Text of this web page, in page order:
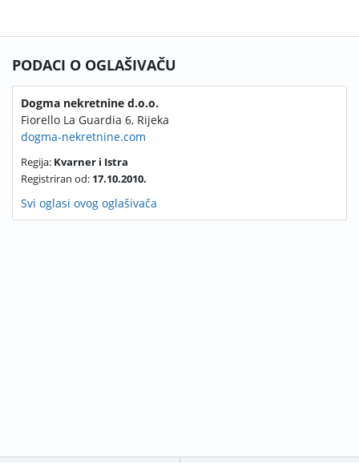
PODACI O OGLAŠIVAČU
Dogma nekretnine d.o.o.
Fiorello La Guardia 6, Rijeka
dogma-nekretnine.com
Regija: Kvarner i Istra
Registriran od: 17.10.2010.
Svi oglasi ovog oglašivača